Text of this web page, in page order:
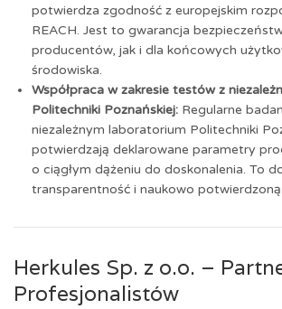
potwierdza zgodność z europejskim
REACH. Jest to gwarancja
producentów, jak i dla końcowych
środowiska.
Współpraca w zakresie testów z
Politechniki Poznańskiej: Regularne
niezależnym laboratorium Politechniki
potwierdzają deklarowane parametry
o ciągłym dążeniu do doskonalenia. To
transparentność i naukowo potwierdzoną
Herkules Sp. z o.o. –
Profesjonalistów